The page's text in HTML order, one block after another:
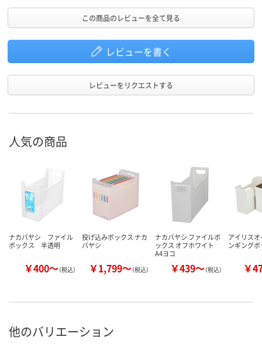
この商品のレビューを全て見る
レビューを書く
レビューをリクエストする
人気の商品
ナカバヤシ ファイル
ボックス 半透明
￥400～（税込）
投げ込みボックス ナカ
バヤシ
￥1,799～（税込）
ナカバヤシ ファイルボ
ックス オフホワイト
A4ヨコ
￥439～（税込）
アイリス
ンギング
￥
他のバリエーション